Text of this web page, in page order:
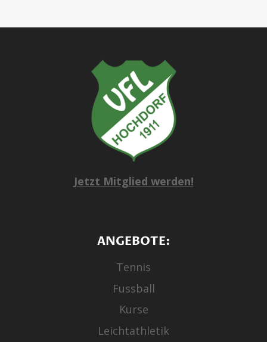
Jetzt Mitglied werden!
ANGEBOTE:
Tennis
Fussball
Kurse
Leichtathletik